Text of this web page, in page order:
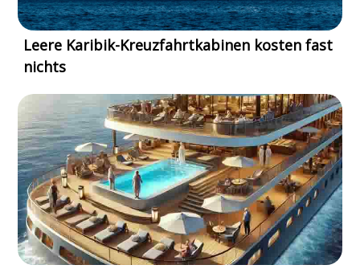
Leere Karibik-Kreuzfahrtkabinen kosten fast
nichts